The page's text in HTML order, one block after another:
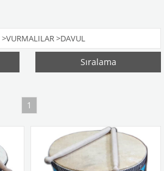
>VURMALILAR>DAVUL
Sıralama
1